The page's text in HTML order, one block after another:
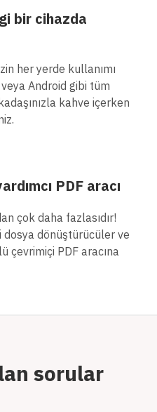
bir cihazda
her yerde kullanımı
veya Android gibi tüm
kahve içerken
PDF aracı
çok daha fazlasıdır!
dosya dönüştürücüler ve
çevrimiçi PDF aracına
sorular